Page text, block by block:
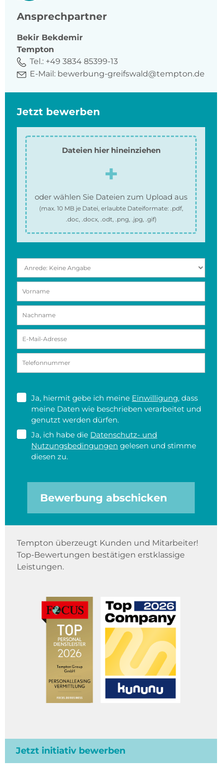
Ansprechpartner
Bekir Bekdemir
Tempton
Tel.: +49 3834 85399-13
E-Mail: bewerbung-greifswald@tempton.de
Jetzt bewerben
Dateien hier hineinziehen
oder wählen Sie Dateien zum Upload aus
(max. 10 MBje Datei, erlaubte Dateiformate: .pdf,
.doc, .docx, .odt, .png, .jpg, .gif)
Ja, hiermit gebe ich meine Einwilligung, dass
meine Daten wie beschrieben verarbeitet und
genutzt werden dürfen.
Ja, ich habe die Datenschutz- und
Nutzungsbedingungen gelesen und stimme
diesen zu.
Bewerbung abschicken
Tempton überzeugt Kunden und Mitarbeiter!
Top-Bewertungen bestätigen erstklassige
Leistungen.
Jetzt initiativ bewerben